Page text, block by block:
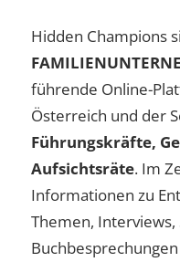
Hidden Champions
führende Online-
Österreich und der
Führungskräfte,
Aufsichtsräte. Im
Informationen zu
Themen, Interviews,